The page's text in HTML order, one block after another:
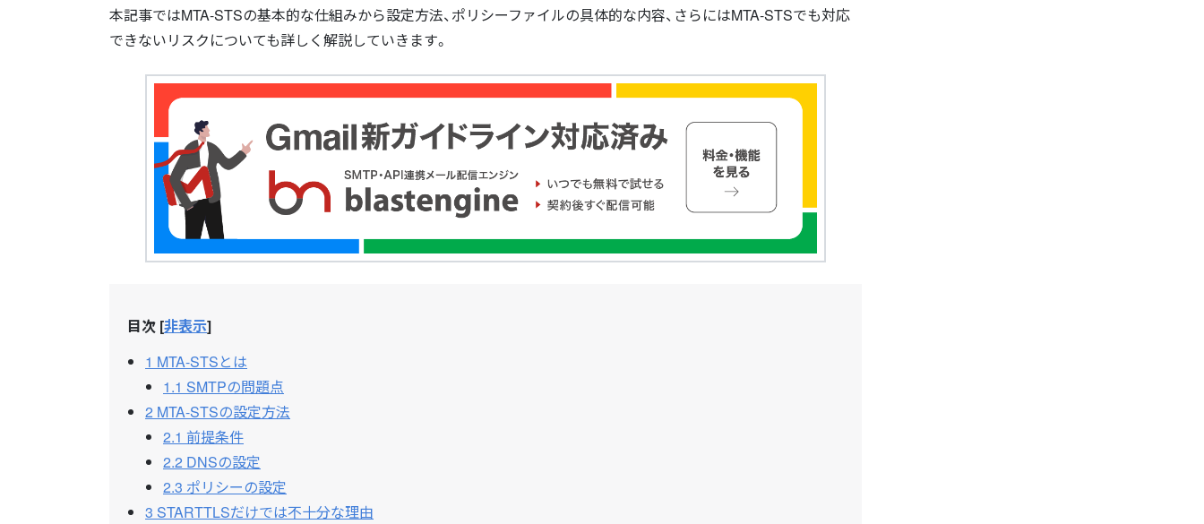
本記事ではMTA-STSの基本的な仕組みから設定方法、ポリシーファイルの具体的な内容、さらにはMTA-STSでも対応
できないリスクについても詳しく解説していきます。
目次 [非表示]
1 MTA-STSとは
1.1 SMTPの問題点
2 MTA-STSの設定方法
2.1 前提条件
2.2 DNSの設定
2.3 ポリシーの設定
3 STARTTLSだけでは不十分な理由